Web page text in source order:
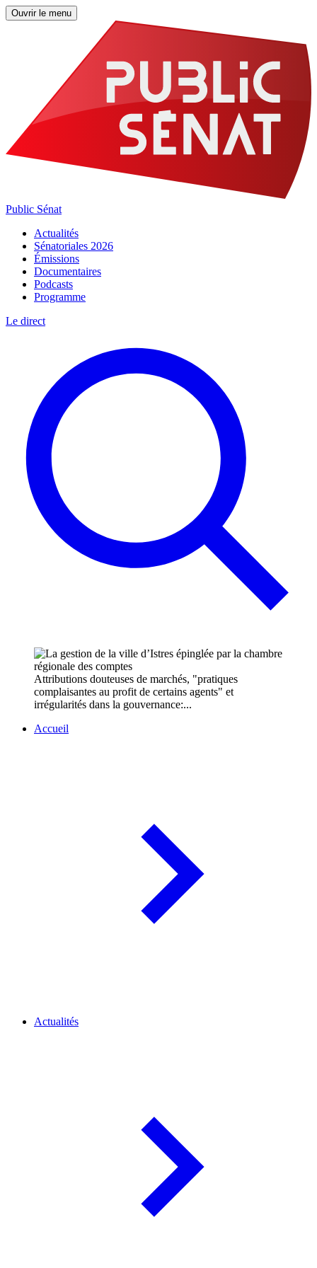
Ouvrir le menu
Public Sénat
Actualités
Sénatoriales 2026
Émissions
Documentaires
Podcasts
Programme
Le direct
Attributions douteuses de marchés, "pratiques
complaisantes au profit de certains agents" et
irrégularités dans la gouvernance:...
Accueil
Actualités